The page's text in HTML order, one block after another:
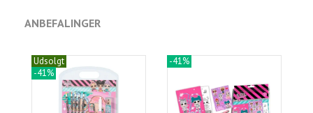
ANBEFALINGER
Udsolgt
-41%
-41%